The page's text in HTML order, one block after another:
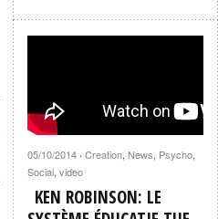
05/10/2014 · Creation, News, Psycho,
Social, video
KEN ROBINSON: LE